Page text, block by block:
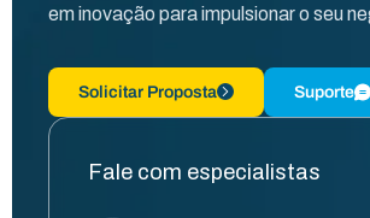
em inovação para impulsionar o seu
Solicitar Proposta Suporte
Fale com especialistas